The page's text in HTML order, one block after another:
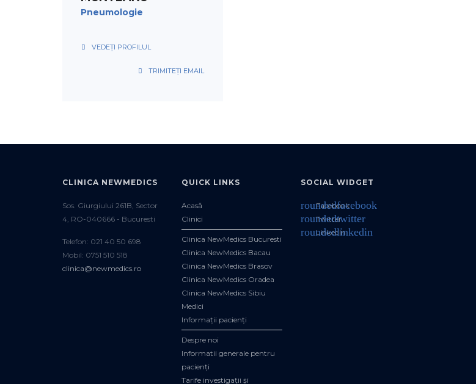
Pneumologie
VEDEȚI PROFILUL
TRIMITEȚI EMAIL
CLINICA NEWMEDICS
Sos. Giurgiului 261B, Sector
4, RO-040666 - Bucuresti
Telefon: 021 40 50 698
Mobil: 0751 510 518
clinica@newmedics.ro
QUICK LINKS
Acasă
Clinici
Clinica NewMedics Bucuresti
Clinica NewMedics Bacau
Clinica NewMedics Brasov
Clinica NewMedics Oradea
Clinica NewMedics Sibiu
Medici
Informații pacienți
Despre noi
Informatii generale pentru
pacienți
Tarife investigații și
SOCIAL WIDGET
roundedfacebook
Facebook
roundedtwitter
Twitter
roundedlinkedin
Linkedin